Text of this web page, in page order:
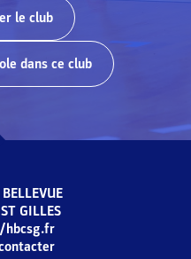
le club
dans ce club
ST GILLES